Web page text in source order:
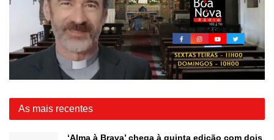
As mais recentes
‘Alma à Brava’ chega à quinta edição com dois